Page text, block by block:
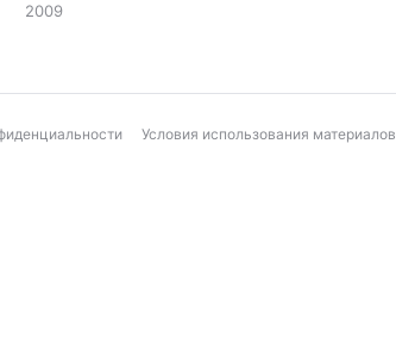
2009
Условия использования материалов